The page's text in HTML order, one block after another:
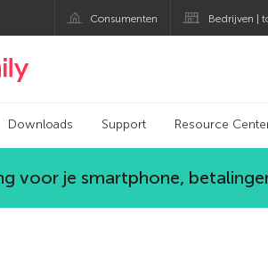
Consumenten Bedrijven |
official blog
Downloads Support Resource
voor je smartphone,